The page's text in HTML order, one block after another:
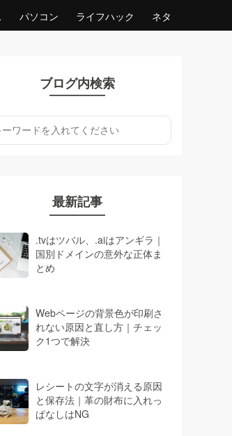
パソコン ライフハック ネタ
ブログ内検索
最新記事
.tvはツバル、.aiはアンギラ｜
国別ドメインの意外な正体ま
とめ
Webページの背景色が印刷さ
れない原因と直し方｜チェッ
ク1つで解決
レシートの文字が消える原因
と保存法｜革の財布に入れっ
ぱなしはNG